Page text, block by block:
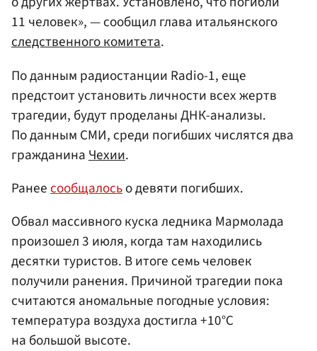
11 человек», — сообщил глава итальянского
следственного комитета.
По данным радиостанции Radio-1, еще
предстоит установить личности всех жертв
трагедии, будут проделаны ДНК-анализы.
По данным СМИ, среди погибших числятся два
гражданина Чехии.
Ранеесообщалосьо девяти погибших.
Обвал массивного куска ледника Мармолада
произошел 3 июля, когда там находились
десятки туристов. В итоге семь человек
получили ранения. Причиной трагедии пока
считаются аномальные погодные условия:
температура воздуха достигла +10°C
на большой высоте.